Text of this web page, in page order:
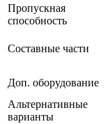
Пропускная
способность
Составные части
Доп. оборудование
Альтернативные
варианты